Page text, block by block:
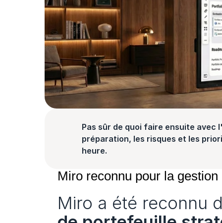
Pas sûr de quoi faire ensuite avec
préparation, les risques et les
heure.
Miro reconnu pour la
Miro a été reconnu